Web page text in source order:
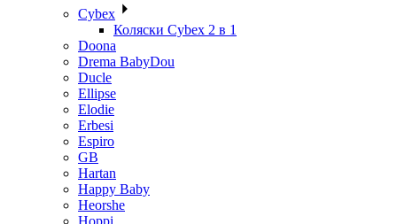
Cybex
Коляски Cybex 2 в 1
Doona
Drema BabyDou
Ducle
Ellipse
Elodie
Erbesi
Espiro
GB
Hartan
Happy Baby
Heorshe